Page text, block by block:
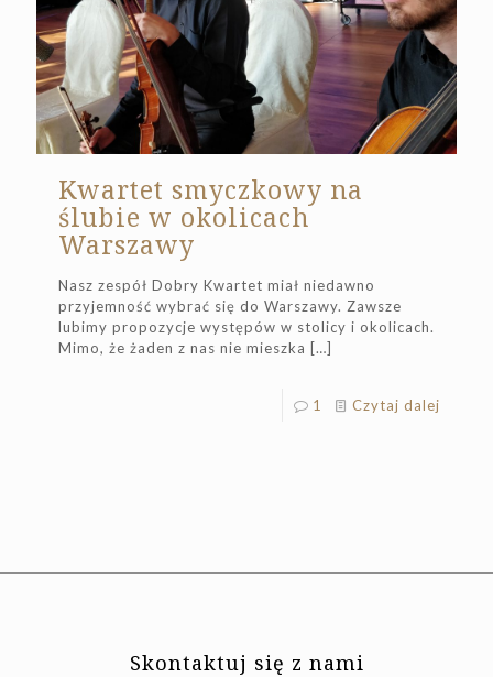
Kwartet smyczkowy na
ślubie w okolicach
Warszawy
Nasz zespół Dobry Kwartet miał niedawno
przyjemność wybrać się do Warszawy. Zawsze
lubimy propozycje występów w stolicy i okolicach.
Mimo, że żaden z nas nie mieszka […]
1 Czytaj dalej
Skontaktuj się z nami